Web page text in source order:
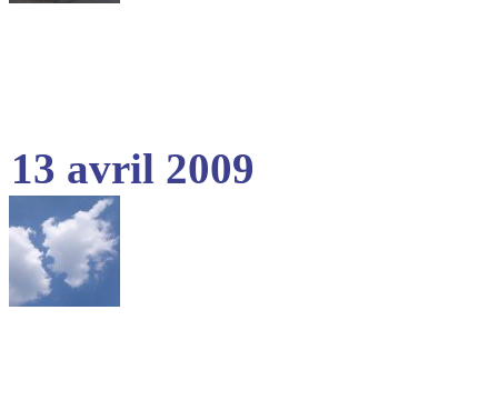
13 avril 2009